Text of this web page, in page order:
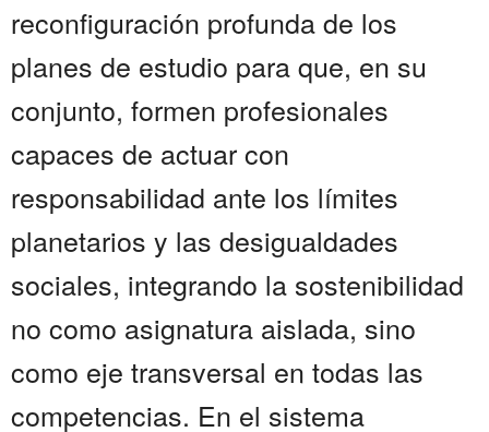
reconfiguración profunda de los
planes de estudio para que, en su
conjunto, formen profesionales
capaces de actuar con
responsabilidad ante los límites
planetarios y las desigualdades
sociales, integrando la sostenibilidad
no como asignatura aislada, sino
como eje transversal en todas las
competencias. En el sistema